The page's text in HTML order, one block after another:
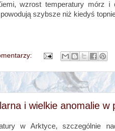
wzrost temperatury mórz i
szybsze niż kiedyś
i wielkie anomalie w
w Arktyce, szczególnie